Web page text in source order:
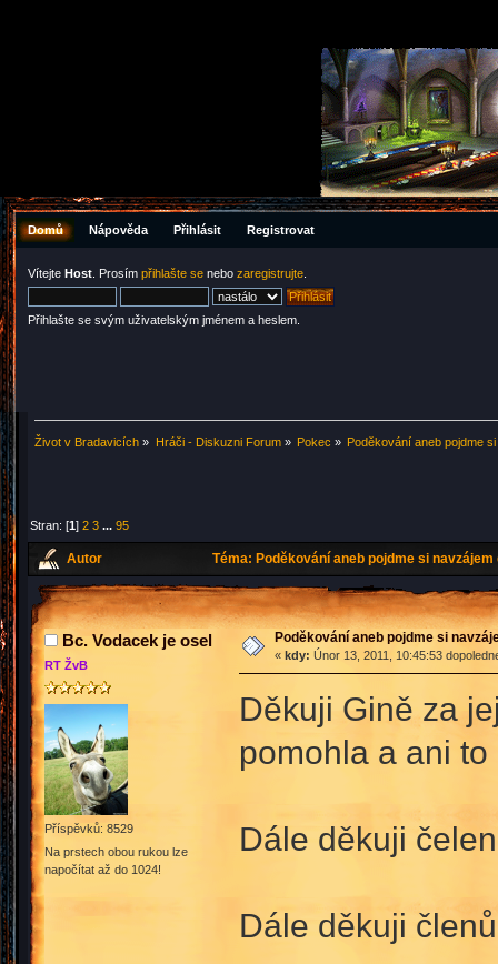
Domů Nápověda Přihlásit Registrovat
Vítejte Host . Prosím přihlašte se nebo zaregistrujte
Přihlašte se svým uživatelským jménem a heslem.
Život v Bradavicích » Hráči - Diskuzni Forum» Pokec » Poděkování aneb pojdme
Stran: [1]2 3 ...95
Autor Téma: Poděkování aneb pojdme si
Bc. Vodacek je osel
RT ŽvB
Příspěvků: 8529
Na prstech obou rukou lze
napočítat až do 1024!
Poděkování aneb pojdme si
« kdy: Únor 13, 2011, 10:45:53
Děkuji Gině za
pomohla a ani
Dále děkuji
Dále děkuji